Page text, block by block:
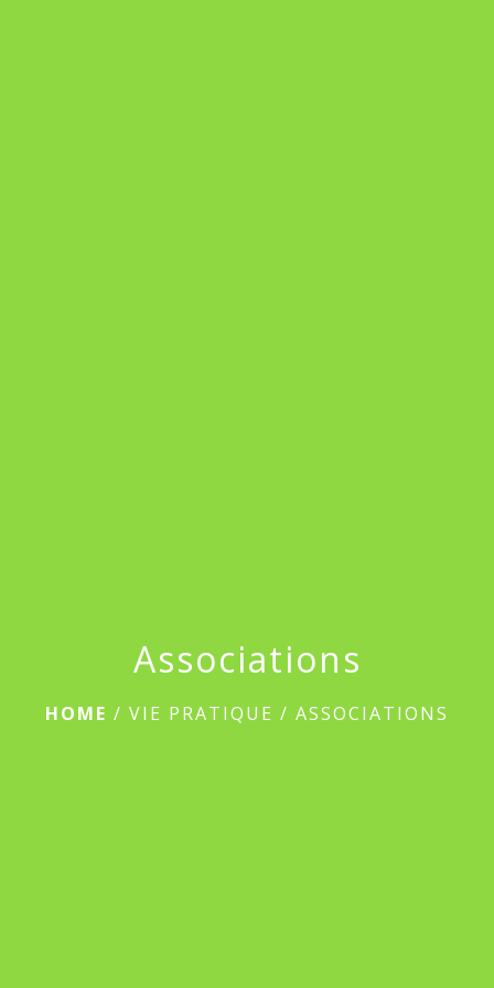
Associations
HOME / VIE PRATIQUE / ASSOCIATIONS